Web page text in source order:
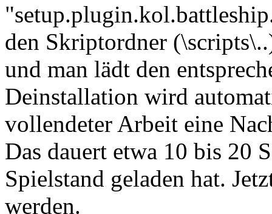
den Skriptordner
und man lädt den
Deinstallation wird
vollendeter Arbeit eine
Das dauert etwa 10 bis 20
Spielstand geladen hat.
werden.